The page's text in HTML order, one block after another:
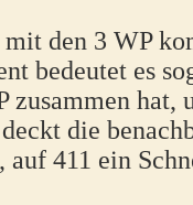
den 3 WP
bedeutet es
hat,
die
411 ein